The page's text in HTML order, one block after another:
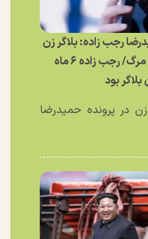
رجب زاده: بلاگر زن
طعمه کشاندن مداح به قرار مرگ/ رجب زاده ۶ ماه
بود
و یک زن در پرونده حمیدرضا